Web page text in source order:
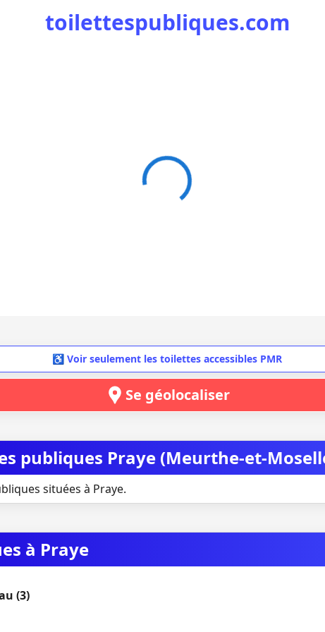
toilettespubliques.com
♿ Voir seulement les toilettes accessibles PMR
Se géolocaliser
publiques Praye (Meurthe-et-
situées à Praye.
à Praye
(3)